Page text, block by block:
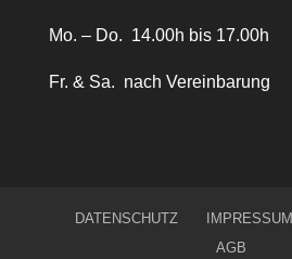
Mo. – Do. 14.00h bis 17.00h
Fr. & Sa. nach Vereinbarung
DATENSCHUTZ IMPRESSUM
AGB